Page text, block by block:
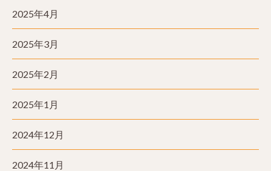
2025年4月
2025年3月
2025年2月
2025年1月
2024年12月
2024年11月